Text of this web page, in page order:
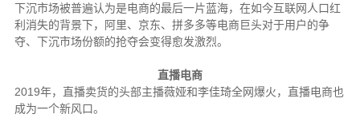
下沉市场被普遍认为是电商的最后一片蓝海，在如今互联网人口红
利消失的背景下，阿里、京东、拼多多等电商巨头对于用户的争
夺、下沉市场份额的抢夺会变得愈发激烈。
直播电商
2019年，直播卖货的头部主播薇娅和李佳琦全网爆火，直播电商也
成为一个新风口。